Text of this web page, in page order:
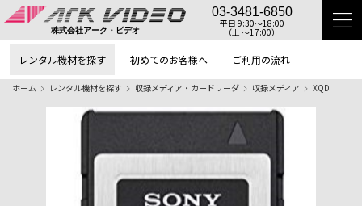
株式会社アーク・ビデオ
03-3481-6850
平日 9:30〜18:00
（土 〜17:00）
レンタル機材を探す 初めてのお客様へ ご利用の流れ
ホーム レンタル機材を探す 収録メディア・カードリーダ 収録メディア XQD